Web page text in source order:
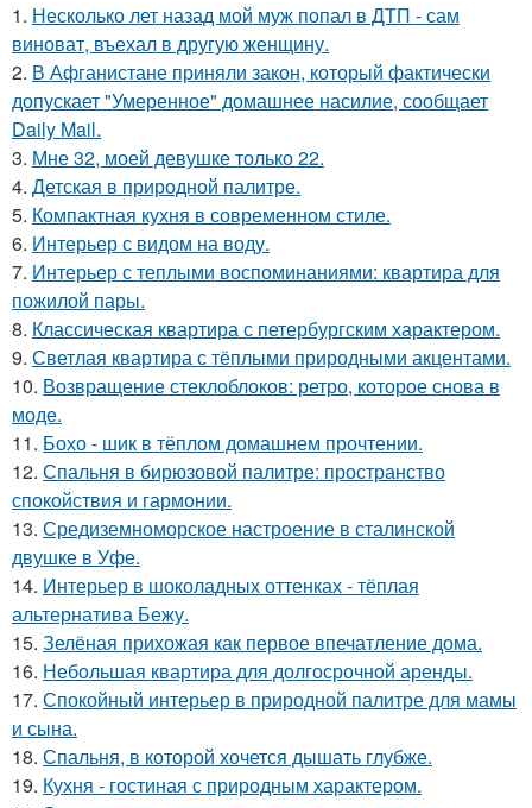
1. Несколько лет назад мой муж попал в ДТП - сам
виноват, въехал в другую женщину.
2. В Афганистане приняли закон, который фактически
допускает "Умеренное" домашнее насилие, сообщает
Daily Mail.
3. Мне 32, моей девушке только 22.
4. Детская в природной палитре.
5. Компактная кухня в современном стиле.
6. Интерьер с видом на воду.
7. Интерьер с теплыми воспоминаниями: квартира для
пожилой пары.
8. Классическая квартира с петербургским характером.
9. Светлая квартира с тёплыми природными акцентами.
10. Возвращение стеклоблоков: ретро, которое снова в
моде.
11. Бохо - шик в тёплом домашнем прочтении.
12. Спальня в бирюзовой палитре: пространство
спокойствия и гармонии.
13. Средиземноморское настроение в сталинской
двушке в Уфе.
14. Интерьер в шоколадных оттенках - тёплая
альтернатива Бежу.
15. Зелёная прихожая как первое впечатление дома.
16. Небольшая квартира для долгосрочной аренды.
17. Спокойный интерьер в природной палитре для мамы
и сына.
18. Спальня, в которой хочется дышать глубже.
19. Кухня - гостиная с природным характером.